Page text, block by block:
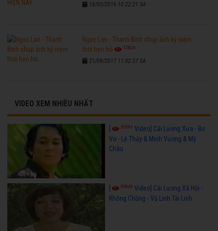
18/05/2016 10:22:21 SA
Ngọc Lan - Thanh Bình chụp ảnh kỷ niệm
thời hẹn hò
17826
21/09/2017 11:02:37 SA
VIDEO XEM NHIỀU NHẤT
[ 67091 Video] Cải Lương Xưa - Bơ
Vơ - Lệ Thủy & Minh Vương & Mỹ
Châu
50845 Video] Cải Lương Xã Hội -
Không Chồng - Vũ Linh Tài Linh